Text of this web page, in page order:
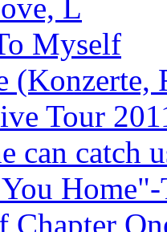
L
Myself
(Konzerte,
Tour
can catch
Chapter